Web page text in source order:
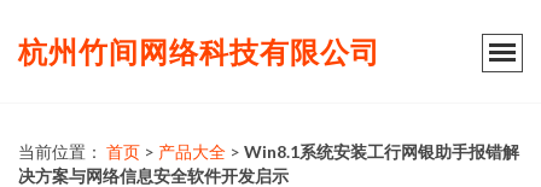
杭州竹间网络科技有限公司
当前位置： 首页 > 产品大全 > Win8.1系统安装工行网银助手报错解
决方案与网络信息安全软件开发启示